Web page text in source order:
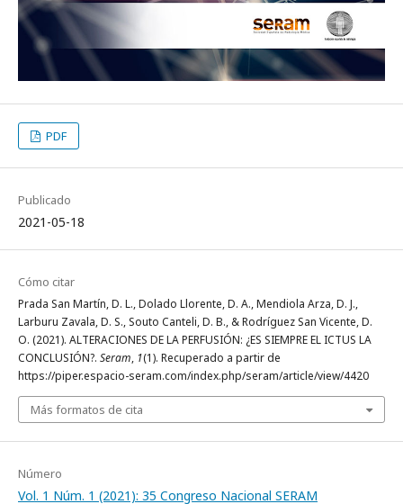
PDF
Publicado
2021-05-18
Cómo citar
Prada San Martín, D. L., Dolado Llorente, D. A., Mendiola Arza, D. J.,
Larburu Zavala, D. S., Souto Canteli, D. B., & Rodríguez San Vicente, D.
O. (2021). ALTERACIONES DE LA PERFUSIÓN: ¿ES SIEMPRE EL ICTUS LA
CONCLUSIÓN?. Seram, 1(1). Recuperado a partir de
https://piper.espacio-seram.com/index.php/seram/article/view/4420
Más formatos de cita
Número
Vol. 1 Núm. 1 (2021): 35 Congreso Nacional SERAM